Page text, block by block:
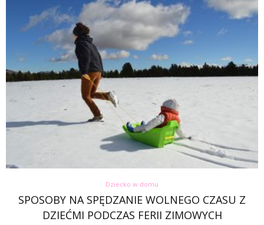
Dziecko w domu
SPOSOBY NA SPĘDZANIE WOLNEGO CZASU Z
DZIEĆMI PODCZAS FERII ZIMOWYCH